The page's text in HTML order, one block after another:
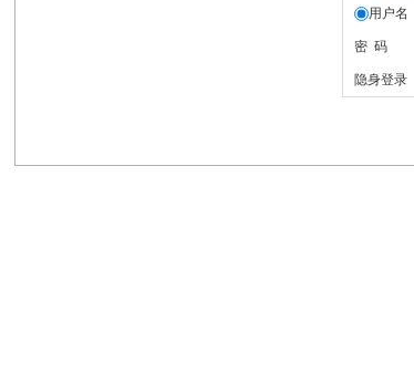
用户名
密 码
隐身登录